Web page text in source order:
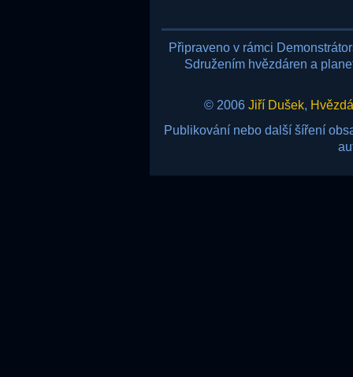
Připraveno v rámci
Sdružením hvězdáren a
© 2006 Jiří Dušek,
Publikování nebo další šíření